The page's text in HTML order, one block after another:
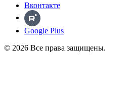
Вконтакте
Google Plus
© 2026 Все права защищены.